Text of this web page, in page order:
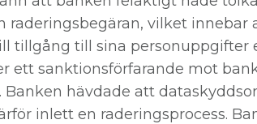
raderingsbegäran, vilket
tillgång till sina personuppgifter
ett sanktionsförfarande mot
Banken hävdade att
inlett en raderingsprocess.